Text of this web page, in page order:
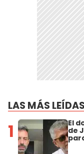
LAS MÁS LEÍDAS
1 El
de